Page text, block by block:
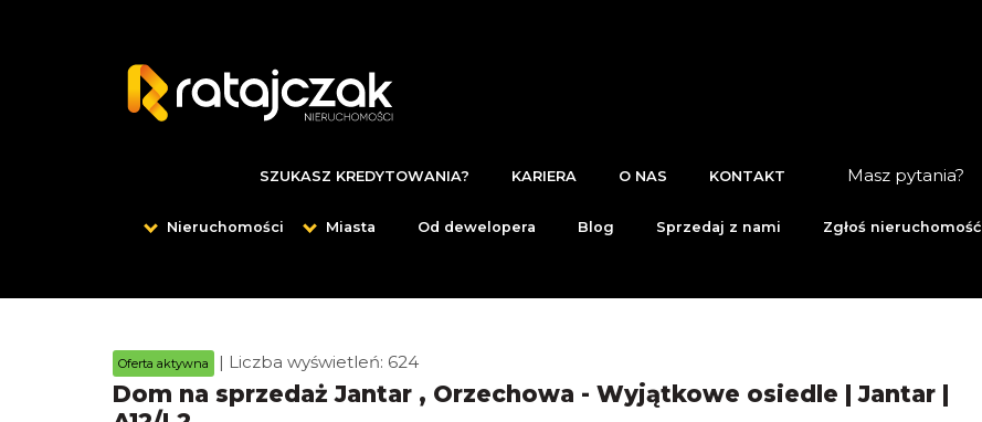
Masz pytania?
SZUKASZ KREDYTOWANIA? KARIERA O NAS KONTAKT
Nieruchomości Miasta Od dewelopera Blog Sprzedaj z nami Zgłoś nieruchomość
Oferta aktywna | Liczba wyświetleń: 624
Dom na sprzedaż Jantar , Orzechowa - Wyjątkowe osiedle | Jantar |